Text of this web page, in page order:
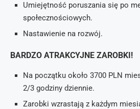
Umiejętność poruszania się po
społecznościowych.
Nastawienie na rozwój.
BARDZO ATRAKCYJNE ZAROBKI!
Na początku około 3700 PLN
2/3 godziny dziennie.
Zarobki wzrastają z każdym